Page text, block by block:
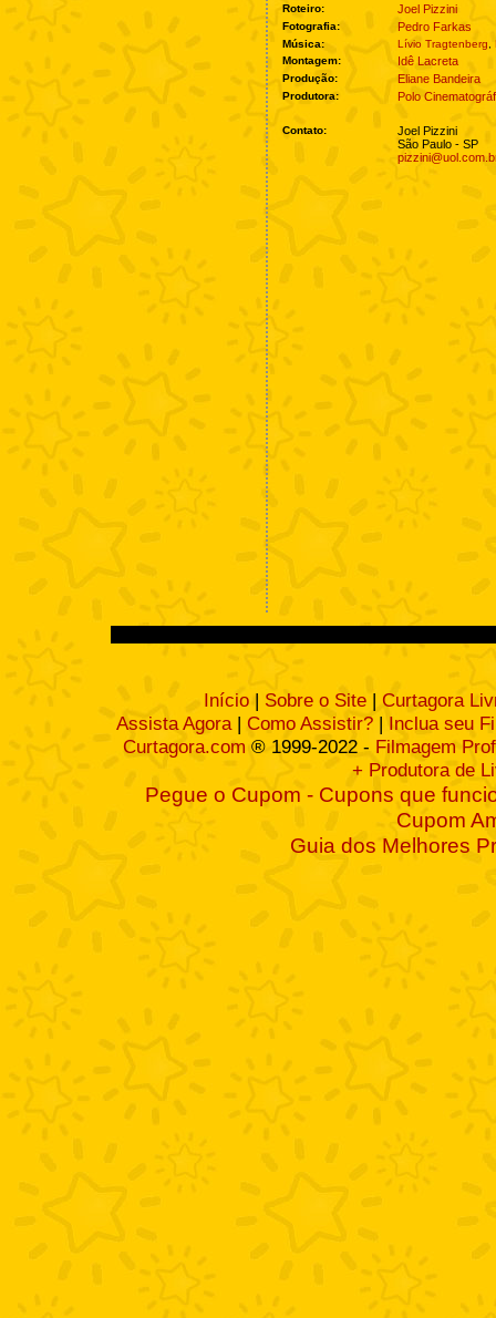
Roteiro:
Joel Pizzini
Fotografia: Pedro Farkas
Música: Lívio Tragtenberg
Montagem:
Idê Lacreta
Produção: Eliane Bandeira
Produtora: Polo
Contato:
Joel Pizzini
São Paulo - SP
Início | Sobre o Site | Curtagora
Assista Agora| Como Assistir? | Inclua seu
Curtagora.com ® 1999-2022 - Filmagem
+ Produtora de
Pegue o Cupom - Cupons que
Cupom
Guia dos Melhores